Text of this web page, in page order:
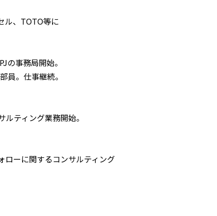
、TOTO等に
事務局開始。
。仕事継続。
ティング業務開始。
ローに関するコンサルティング